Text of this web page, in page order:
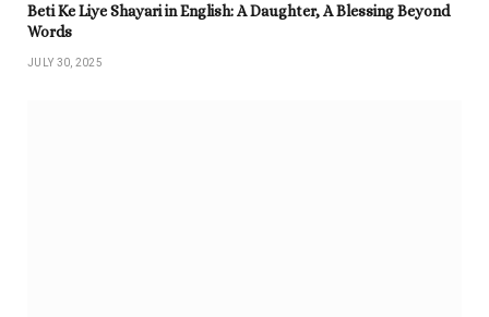
Beti Ke Liye Shayari in English: A Daughter, A Blessing Beyond
Words
JULY 30, 2025